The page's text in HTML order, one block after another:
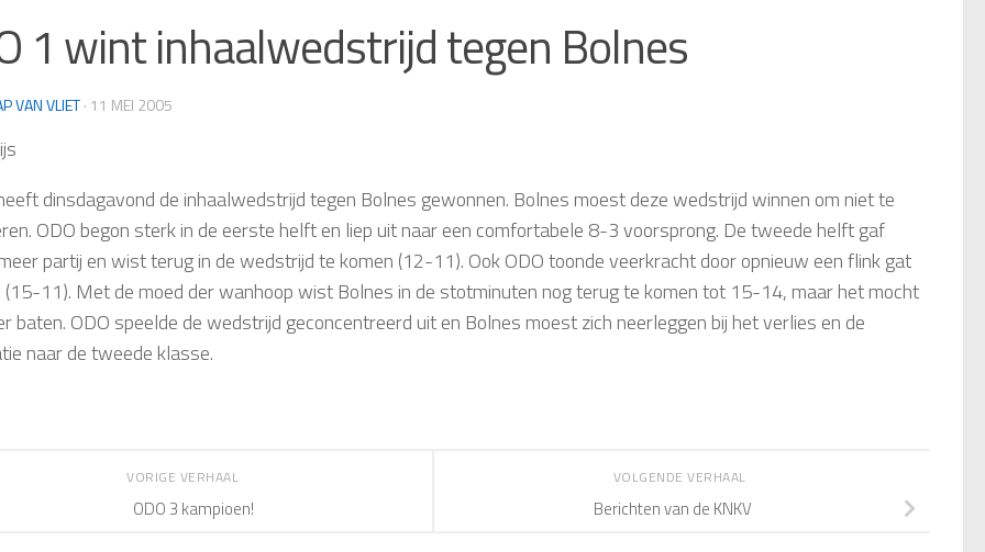
1 wint inhaalwedstrijd tegen Bolnes
VAN VLIET· 11 MEI 2005
dinsdagavond de inhaalwedstrijd tegen Bolnes gewonnen. Bolnes moest deze wedstrijd winnen om niet te
ODO begon sterk in de eerste helft en liep uit naar een comfortabele 8-3 voorsprong. De tweede helft gaf
partij en wist terug in de wedstrijd te komen (12-11). Ook ODO toonde veerkracht door opnieuw een flink gat
11). Met de moed der wanhoop wist Bolnes in de stotminuten nog terug te komen tot 15-14, maar het mocht
baten. ODO speelde de wedstrijd geconcentreerd uit en Bolnes moest zich neerleggen bij het verlies en de
naar de tweede klasse.
VOLGENDE VERHAAL
Berichten van de KNKV
VORIGE VERHAAL
ODO 3 kampioen!